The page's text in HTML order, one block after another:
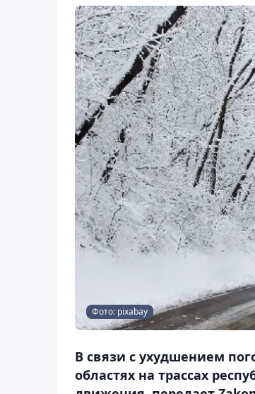
Фото: pixabay
В связи с ухудшением
областях на трассах